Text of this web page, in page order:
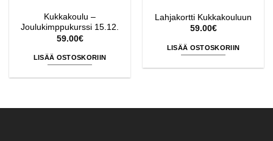
Kukkakoulu –
Joulukimppukurssi 15.12.
59.00€
LISÄÄ OSTOSKORIIN
Lahjakortti Kukkakouluun
59.00€
LISÄÄ OSTOSKORIIN